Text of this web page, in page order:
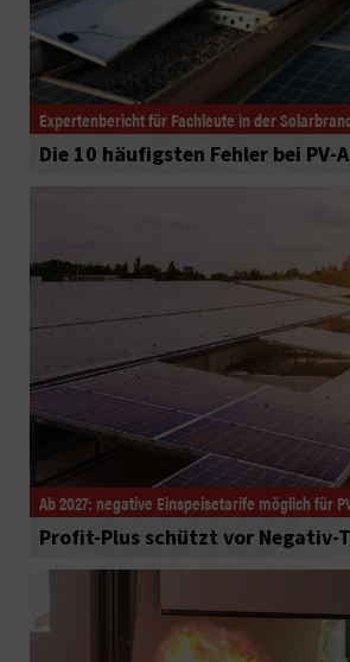
Expertenbericht für Fachleute in der
Die 10 häufigsten Fehler bei PV-
Ab 2027: negative Einspeisetarife möglich für
Profit-Plus schützt vor Negativ-